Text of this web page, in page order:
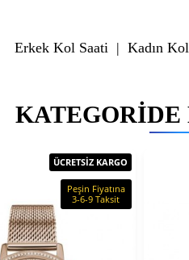
Erkek Kol Saati | Kadın
ÜCRETSİZ KARGO
Peşin Fiyatına
3-6-9 Taksit